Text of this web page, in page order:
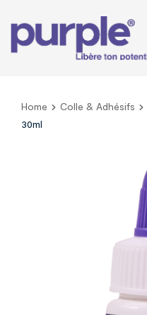
Home Colle & Adhésifs
30ml